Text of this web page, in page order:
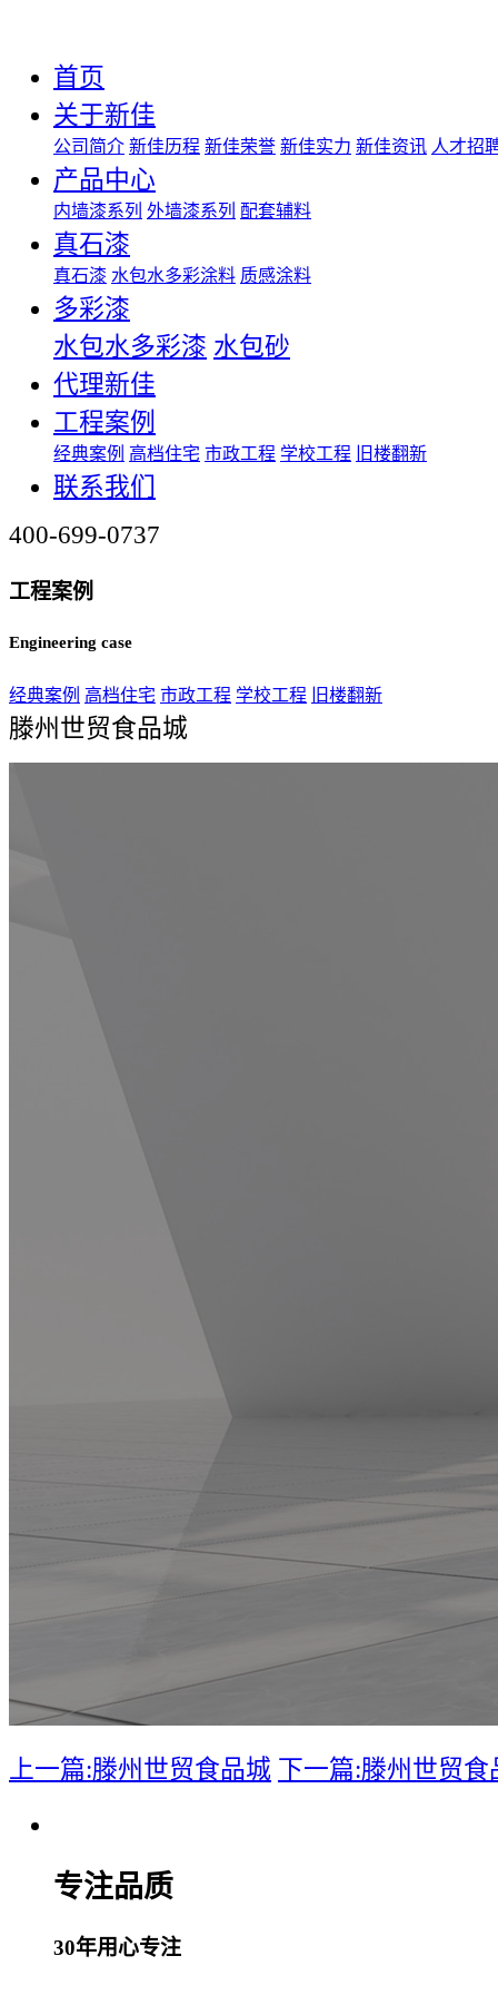
首页
关于新佳
公司简介 新佳历程 新佳荣誉 新佳实力 新佳资讯 人才招
产品中心
内墙漆系列 外墙漆系列 配套辅料
真石漆
真石漆 水包水多彩涂料 质感涂料
多彩漆
水包水多彩漆 水包砂
代理新佳
工程案例
经典案例 高档住宅 市政工程 学校工程 旧楼翻新
联系我们
400-699-0737
工程案例
Engineering case
经典案例 高档住宅 市政工程 学校工程 旧楼翻新
滕州世贸食品城
上一篇:滕州世贸食品城 下一篇:滕州世贸食
专注品质
30年用心专注